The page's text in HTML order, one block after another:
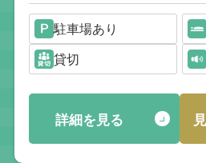
駐車場あり
貸切
詳細を見る